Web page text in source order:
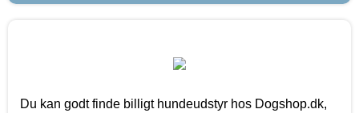
Du kan godt finde billigt hundeudstyr hos Dogshop.dk,